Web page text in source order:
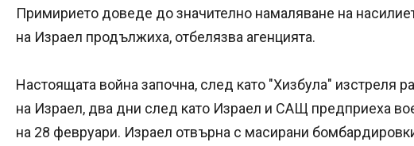
Примирието доведе до значително намаляване на
на Израел продължиха, отбелязва агенцията.
Настоящата война започна, след като "Хизбула" изстреля
на Израел, два дни след като Израел и САЩ предприеха
на 28 февруари. Израел отвърна с масирани